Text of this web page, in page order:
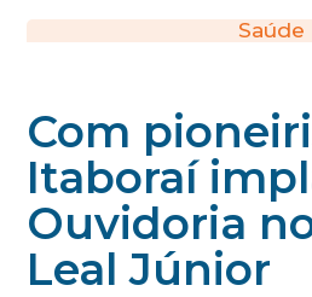
Saúde
Com
Itaboraí
Ouvidoria
Leal Júnior